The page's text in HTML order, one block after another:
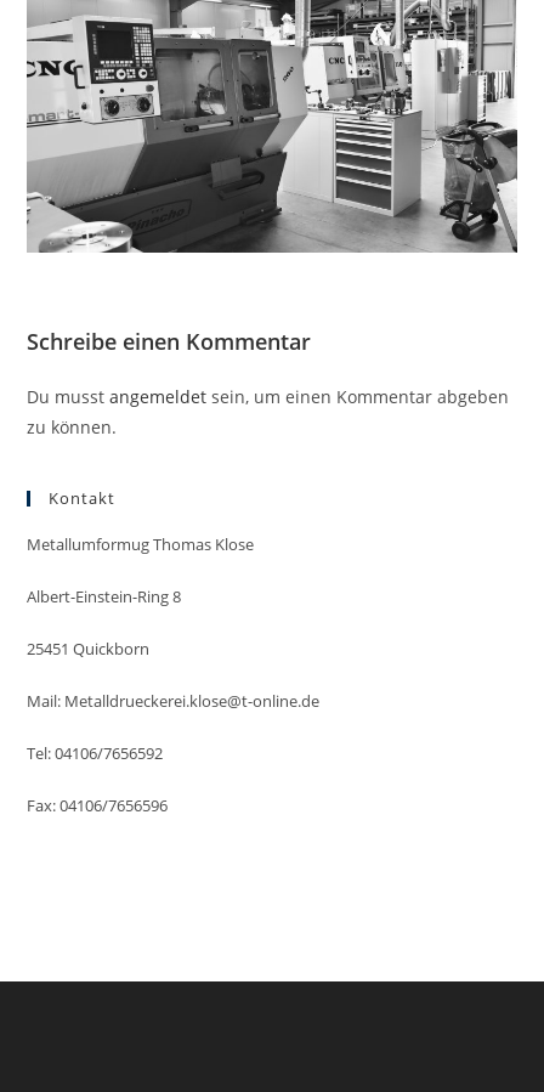
Schreibe einen Kommentar
Du musstangemeldet sein, um einen Kommentar abgeben
zu können.
Kontakt
Metallumformug Thomas Klose
Albert-Einstein-Ring 8
25451 Quickborn
Mail: Metalldrueckerei.klose@t-online.de
Tel: 04106/7656592
Fax: 04106/7656596